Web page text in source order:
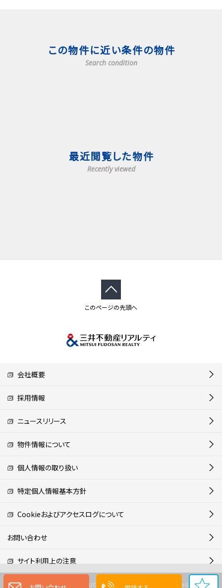
この物件に近い条件の物件
Search condition
最近閲覧した物件
Recently viewed
このページの先頭へ
会社概要
採用情報
ニュースリリース
物件情報について
個人情報の取り扱い
特定個人情報基本方針
Cookieおよびアクセスログについて
お問い合わせ
サイト利用上の注意
Copyright (C) MITSUI FUDOSAN REALTY CO.,LTD. ALL RIGHTS